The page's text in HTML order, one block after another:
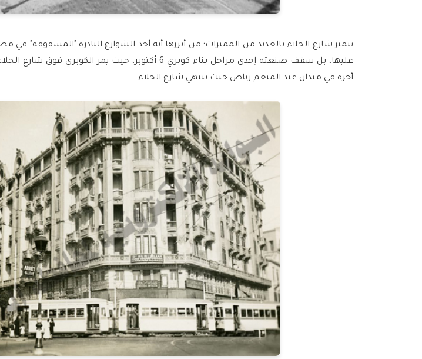
يتميز شارع الجلاء بالعديد من المميزات؛ من أبرزها أنه أحد الشوارع النادرة "المسقوفة"
عليها، بل سقف صنعته إحدى مراحل بناء كوبري 6 أكتوبر، حيث يمر الكوبري فوق شارع الجلاء من أوله عند
أخره في ميدان عبد المنعم رياض حيث ينتهي شارع الجلاء.